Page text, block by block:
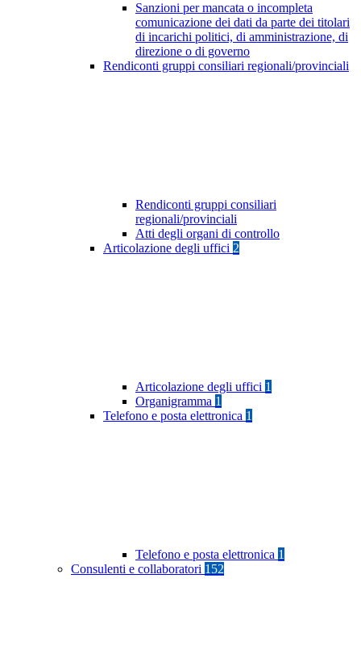
Sanzioni per mancata o incompleta
comunicazione dei dati da parte dei titolari
di incarichi politici, di amministrazione, di
direzione o di governo
Rendiconti gruppi consiliari regionali/provinciali
Rendiconti gruppi consiliari
regionali/provinciali
Atti degli organi di controllo
Articolazione degli uffici 2
Articolazione degli uffici 1
Organigramma 1
Telefono e posta elettronica 1
Telefono e posta elettronica 1
Consulenti e collaboratori 152